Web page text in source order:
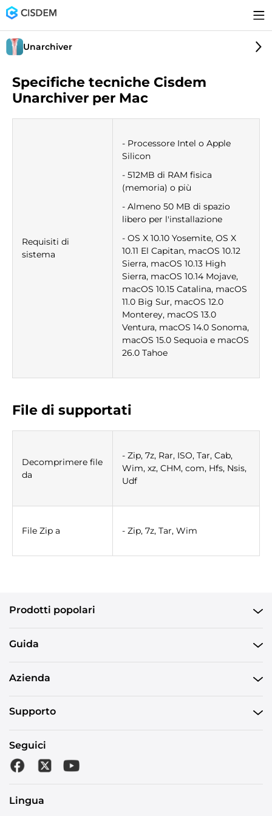
Unarchiver
Specifiche tecniche Cisdem
Unarchiver per Mac
Requisiti di
sistema
- Processore Intel o Apple
Silicon
- 512MB di RAM fisica
(memoria) o più
- Almeno 50 MB di spazio
libero per l'installazione
- OS X 10.10 Yosemite, OS X
10.11 El Capitan, macOS 10.12
Sierra, macOS 10.13 High
Sierra, macOS 10.14 Mojave,
macOS 10.15 Catalina, macOS
11.0 Big Sur, macOS 12.0
Monterey, macOS 13.0
Ventura, macOS 14.0 Sonoma,
macOS 15.0 Sequoia e macOS
26.0 Tahoe
File di supportati
Decomprimere file
da
- Zip, 7z, Rar, ISO, Tar, Cab,
Wim, xz, CHM, com, Hfs, Nsis,
Udf
File Zip a - Zip, 7z, Tar, Wim
Prodotti popolari
Guida
Azienda
Supporto
Seguici
Lingua